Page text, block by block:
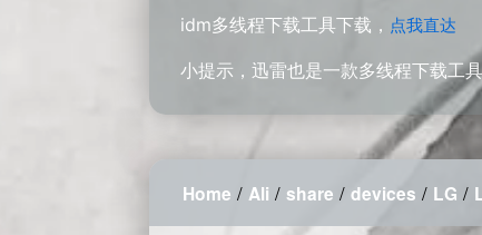
idm多线程下载工具下载， 点我直达
小提示，迅雷也是一款多线程下载工
Home /Ali /share /devices / LG /